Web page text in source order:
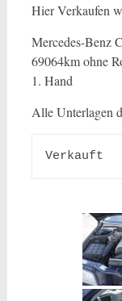
Hier Verkaufen
Mercedes-Benz
69064km ohne
1. Hand
Alle Unterlagen
Verkauft